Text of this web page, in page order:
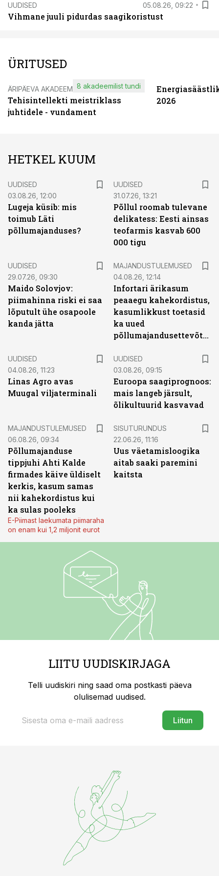
UUDISED 05.08.26, 09:22
Vihmane juuli pidurdas saagikoristust
ÜRITUSED
ÄRIPÄEVA AKADEEMIA
Tehisintellekti meistriklass
juhtidele - vundament
8 akadeemilist tundi
2026
HETKEL KUUM
UUDISED
03.08.26, 12:00
Lugeja küsib: mis
toimub Läti
põllumajanduses?
UUDISED
31.07.26, 13:21
Põllul roomab tulevane
delikatess: Eesti ainsas
teofarmis kasvab 600
000 tigu
UUDISED
29.07.26, 09:30
Maido Solovjov:
piimahinna riski ei saa
lõputult ühe osapoole
kanda jätta
MAJANDUSTULEMUSED
04.08.26, 12:14
Infortari ärikasum
peaaegu kahekordistus,
kasumlikkust toetasid
ka uued
põllumajandusettevõtted
UUDISED
04.08.26, 11:23
Linas Agro avas
Muugal viljaterminali
UUDISED
03.08.26, 09:15
Euroopa saagiprognoos:
mais langeb järsult,
õlikultuurid kasvavad
MAJANDUSTULEMUSED
06.08.26, 09:34
Põllumajanduse
tippjuhi Ahti Kalde
firmades käive üldiselt
kerkis, kasum samas
nii kahekordistus kui
ka sulas pooleks
E-Piimast laekumata piimaraha
on enam kui 1,2 miljonit eurot
SISUTURUNDUS
22.06.26, 11:16
Uus väetamisloogika
aitab saaki paremini
kaitsta
LIITU UUDISKIRJAGA
Telli uudiskiri ning saad oma postkasti päeva
olulisemad uudised.
Liitun